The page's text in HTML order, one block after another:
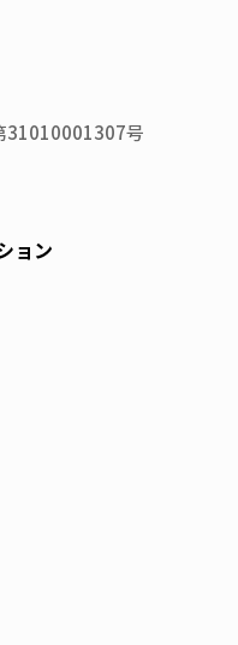
31010001307号
ョン